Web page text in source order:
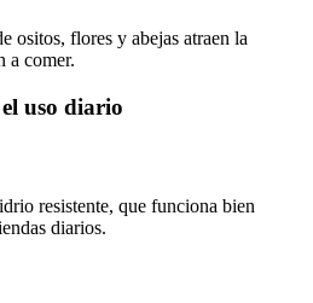
ositos, flores y abejas atraen la
a comer.
uso diario
resistente, que funciona bien
diarios.